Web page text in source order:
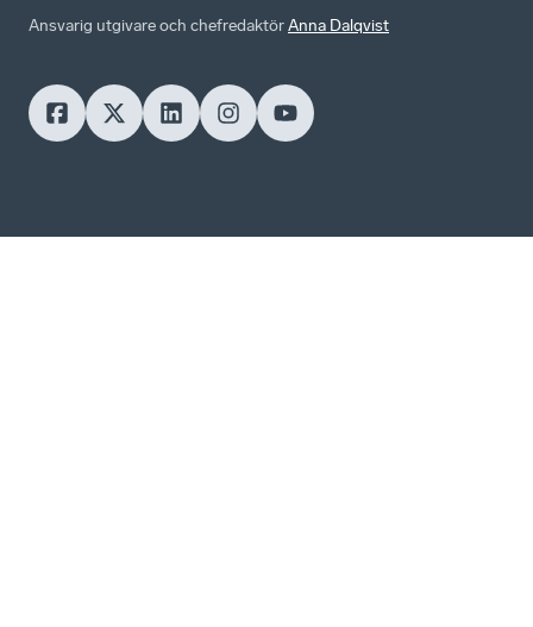
Ansvarig utgivare och chefredaktörAnna Dalqvist